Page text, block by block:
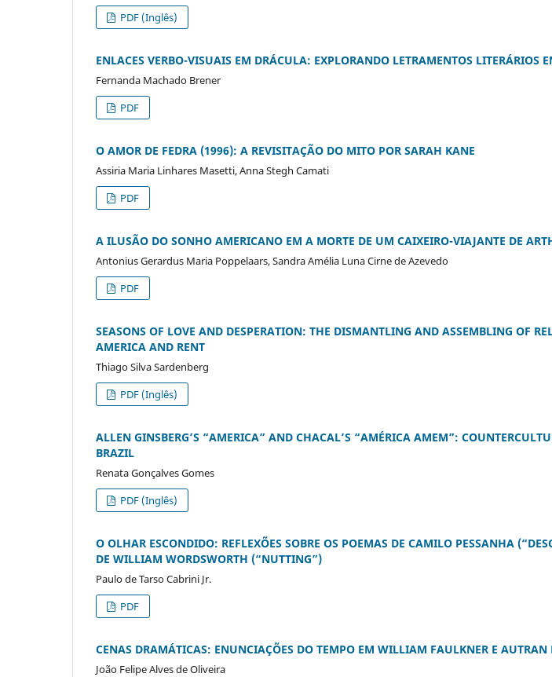
PDF (Inglês)
ENLACES VERBO-VISUAIS EM DRÁCULA: EXPLORANDO LETRAMENTOS LITERÁRIOS
Fernanda Machado Brener
PDF
O AMOR DE FEDRA (1996): A REVISITAÇÃO DO MITO POR SARAH KANE
Assiria Maria Linhares Masetti, Anna Stegh Camati
PDF
A ILUSÃO DO SONHO AMERICANO EM A MORTE DE UM CAIXEIRO-VIAJANTE DE
Antonius Gerardus Maria Poppelaars, Sandra Amélia Luna Cirne de Azevedo
PDF
SEASONS OF LOVE AND DESPERATION: THE DISMANTLING AND ASSEMBLING OF
AMERICA AND RENT
Thiago Silva Sardenberg
PDF (Inglês)
ALLEN GINSBERG’S “AMERICA” AND CHACAL’S “AMÉRICA AMEM”:
BRAZIL
Renata Gonçalves Gomes
PDF (Inglês)
O OLHAR ESCONDIDO: REFLEXÕES SOBRE OS POEMAS DE CAMILO PESSANHA
DE WILLIAM WORDSWORTH (“NUTTING”)
Paulo de Tarso Cabrini Jr.
PDF
CENAS DRAMÁTICAS: ENUNCIAÇÕES DO TEMPO EM WILLIAM FAULKNER E AUTRAN
João Felipe Alves de Oliveira